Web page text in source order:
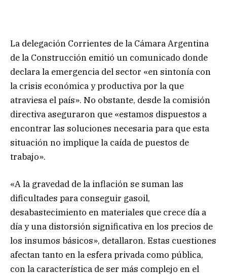
La delegación Corrientes de la Cámara Argentina
de la Construcción emitió un comunicado donde
declara la emergencia del sector «en sintonía con
la crisis económica y productiva por la que
atraviesa el país». No obstante, desde la comisión
directiva aseguraron que «estamos dispuestos a
encontrar las soluciones necesaria para que esta
situación no implique la caída de puestos de
trabajo».
«A la gravedad de la inflación se suman las
dificultades para conseguir gasoil,
desabastecimiento en materiales que crece día a
día y una distorsión significativa en los precios de
los insumos básicos», detallaron. Estas cuestiones
afectan tanto en la esfera privada como pública,
con la característica de ser más complejo en el